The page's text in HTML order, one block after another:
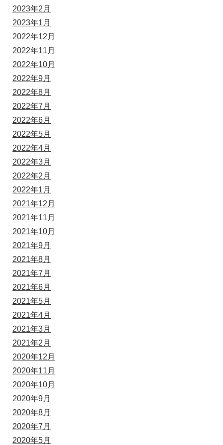
2023年2月
2023年1月
2022年12月
2022年11月
2022年10月
2022年9月
2022年8月
2022年7月
2022年6月
2022年5月
2022年4月
2022年3月
2022年2月
2022年1月
2021年12月
2021年11月
2021年10月
2021年9月
2021年8月
2021年7月
2021年6月
2021年5月
2021年4月
2021年3月
2021年2月
2020年12月
2020年11月
2020年10月
2020年9月
2020年8月
2020年7月
2020年5月